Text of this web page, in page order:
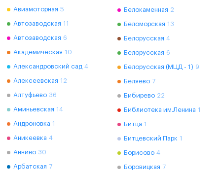
Авиамоторная 5
Автозаводская 11
Автозаводская 6
Академическая 10
Александровский сад 4
Алексеевская 12
Алтуфьево 36
Аминьевская 14
Андроновка 1
Аникеевка 4
Аннино 30
Арбатская 7
Белокаменная 2
Беломорская 13
Белорусская 4
Белорусская 6
Белорусская (МЦД - 1) 9
Беляево 7
Бибирево 22
Библиотека им.Ленина 1
Битца 1
Битцевский Парк 1
Борисово 4
Боровицкая 7